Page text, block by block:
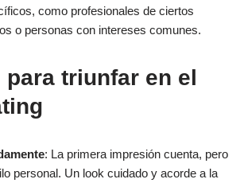
como profesionales de ciertos
o personas con intereses comunes.
para triunfar en el
: La primera impresión cuenta, pero
personal. Un look cuidado y acorde a la